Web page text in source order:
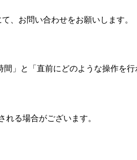
、お問い合わせをお願いします。
」と「直前にどのような操作を行
る場合がございます。